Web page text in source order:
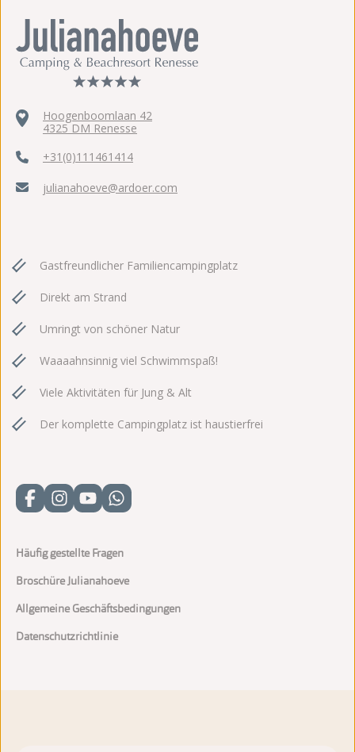
Hoogenboomlaan 42
4325 DM Renesse
+31(0)111461414
julianahoeve@ardoer.com
Gastfreundlicher Familiencampingplatz
Direkt am Strand
Umringt von schöner Natur
Waaaahnsinnig viel Schwimmspaß!
Viele Aktivitäten für Jung & Alt
Der komplette Campingplatz ist haustierfrei
Häufig gestellte Fragen
Broschüre Julianahoeve
Allgemeine Geschäftsbedingungen
Datenschutzrichtlinie